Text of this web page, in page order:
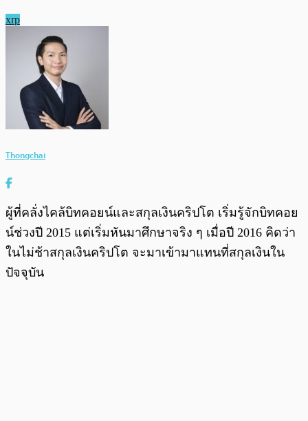
xrp
Thongchai
ผู้ที่คลั่งไคล้บิทคอยน์และสกุลเงินคริปโต เริ่มรู้จักบิทคอย
น์ช่วงปี 2015 แต่เริ่มหันมาศึกษาจริง ๆ เมื่อปี 2016 คิดว่า
ในไม่ช้าสกุลเงินคริปโต จะมาเข้ามาแทนที่สกุลเงินใน
ปัจจุบัน